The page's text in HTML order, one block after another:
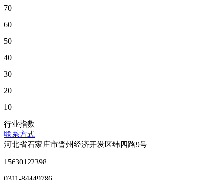
70
60
50
40
30
20
10
行业指数
联系方式
河北省石家庄市晋州经济开发区纬四路9号
15630122398
0311-84449786